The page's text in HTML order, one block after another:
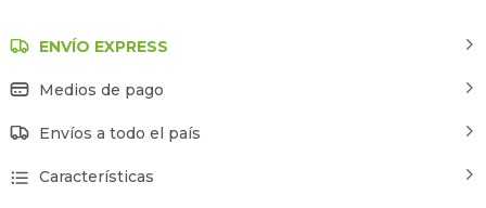
ENVÍO EXPRESS
Medios de pago
Envíos a todo el país
Características